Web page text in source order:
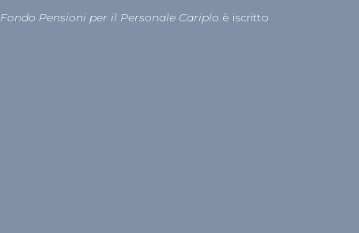
Fondo Pensioni per il Personale Cariplo è iscritto